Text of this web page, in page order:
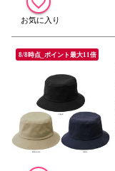
8/8時点_ポイント最大11倍